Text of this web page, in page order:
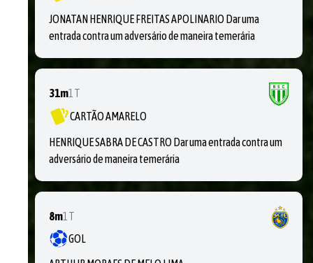
JONATAN HENRIQUE FREITAS APOLINARIO Dar uma
entrada contra um adversário de maneira temerária
31m1T
CARTÃO AMARELO
HENRIQUE SABRA DE CASTRO Dar uma entrada contra um
adversário de maneira temerária
8m1T
GOL